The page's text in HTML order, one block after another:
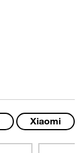
Xiaomi